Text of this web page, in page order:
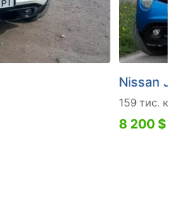
Nissan
159 тис. км
8 200 $